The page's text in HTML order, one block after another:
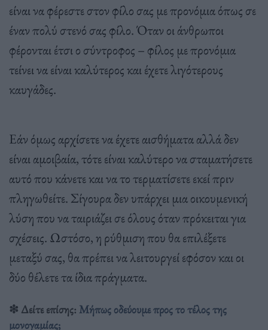
είναι να φέρεστε στον φίλο σας με προνόμια όπως σε
έναν πολύ στενό σας φίλο. Όταν οι άνθρωποι
φέρονται έτσι ο σύντροφος – φίλος με προνόμια
τείνει να είναι καλύτερος και έχετε λιγότερους
καυγάδες.
Εάν όμως αρχίσετε να έχετε αισθήματα αλλά δεν
είναι αμοιβαία, τότε είναι καλύτερο να σταματήσετε
αυτό που κάνετε και να το τερματίσετε εκεί πριν
πληγωθείτε. Σίγουρα δεν υπάρχει μια οικουμενική
λύση που να ταιριάζει σε όλους όταν πρόκειται για
σχέσεις. Ωστόσο, η ρύθμιση που θα επιλέξετε
μεταξύ σας, θα πρέπει να λειτουργεί εφόσον και οι
δύο θέλετε τα ίδια πράγματα.
❇︎ Δείτε επίσης: Μήπως οδεύουμε προς το τέλος της
μονογαμίας;